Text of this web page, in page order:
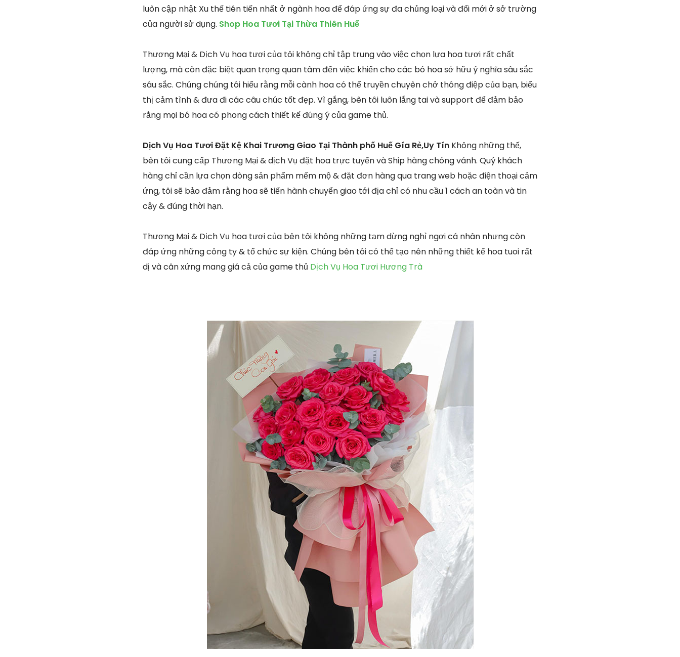
luôn cập nhật Xu thế tiên tiến nhất ở ngành hoa để đáp ứng sự đa chủng loại và đổi mới ở sở trường
của người sử dụng. Shop Hoa Tươi Tại Thừa Thiên Huế
Thương Mại & Dịch Vụ hoa tươi của tôi không chỉ tập trung vào việc chọn lựa hoa tươi rất chất
lượng, mà còn đặc biệt quan trọng quan tâm đến việc khiến cho các bó hoa sở hữu ý nghĩa sâu sắc
sâu sắc. Chúng chúng tôi hiểu rằng mỗi cành hoa có thể truyền chuyên chở thông điệp của bạn, biểu
thị cảm tình & đưa đi các câu chúc tốt đẹp. Vì gắng, bên tôi luôn lắng tai và support để đảm bảo
rằng mọi bó hoa có phong cách thiết kế đúng ý của game thủ.
Dịch Vụ Hoa Tươi Đặt Kệ Khai Trương Giao Tại Thành phố Huế Gía Rẻ,Uy Tín Không những thế,
bên tôi cung cấp Thương Mại & dịch Vụ đặt hoa trực tuyến và Ship hàng chóng vánh. Quý khách
hàng chỉ cần lựa chọn dòng sản phẩm mếm mộ & đặt đơn hàng qua trang web hoặc điện thoại cảm
ứng, tôi sẽ bảo đảm rằng hoa sẽ tiến hành chuyển giao tới địa chỉ có nhu cầu 1 cách an toàn và tin
cậy & đúng thời hạn.
Thương Mại & Dịch Vụ hoa tươi của bên tôi không những tạm dừng nghỉ ngơi cá nhân nhưng còn
đáp ứng những công ty & tổ chức sự kiện. Chúng bên tôi có thể tạo nên những thiết kế hoa tuoi rất
dị và cân xứng mang giá cả của game thủ Dịch Vụ Hoa Tươi Hương Trà